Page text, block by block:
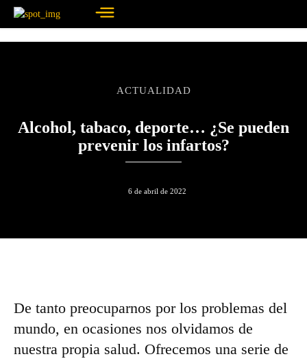
ACTUALIDAD
Alcohol, tabaco, deporte… ¿Se pueden
prevenir los infartos?
6 de abril de 2022
De tanto preocuparnos por los problemas del
mundo, en ocasiones nos olvidamos de
nuestra propia salud. Ofrecemos una serie de